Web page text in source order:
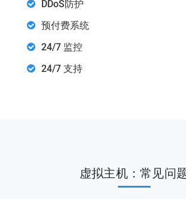
DDoS防护
预付费系统
24/7 监控
24/7 支持
虚拟主机：常见问